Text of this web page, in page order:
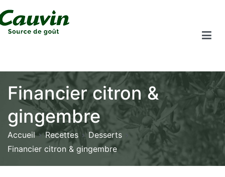
Financier citron &
gingembre
Accueil Recettes
Desserts
Financier citron & gingembre